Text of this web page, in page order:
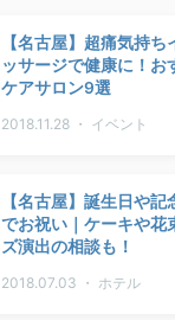
【名古屋】超痛気持
ッサージで健康に！お
ケアサロン9選
2018.11.28 ・ イベント
【名古屋】誕生日や
でお祝い｜ケーキや花
ズ演出の相談も！
2018.07.03 ・ ホテル